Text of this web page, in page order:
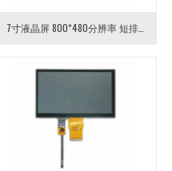
7寸液晶屏 800*480分辨率 短排RGB接口